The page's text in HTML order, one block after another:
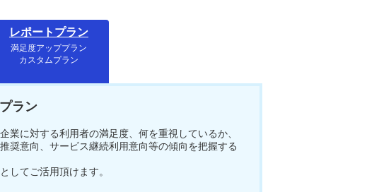
レポートプラン
満足度アッププラン
カスタムプラン
ラン
業に対する利用者の満足度、何を重視しているか、
奨意向、サービス継続利用意向等の傾向を把握する
してご活用頂けます。